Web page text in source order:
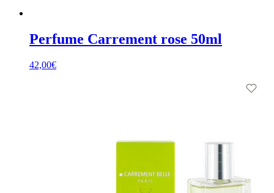
Perfume Carrement rose 50ml
42,00€